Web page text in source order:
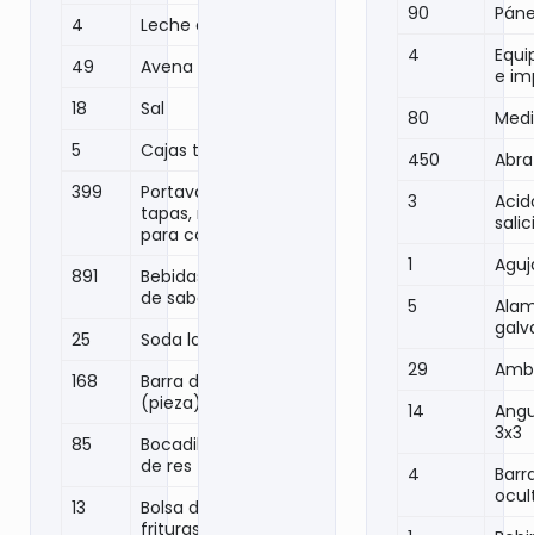
4
Leche en lata
49
Avena
18
Sal
5
Cajas té
399
Portavasos,
tapas, mangas
para café
891
Bebidas y agua
de sabor
25
Soda lata
168
Barra de cereal
(pieza)
85
Bocadillo carne
de res
13
Bolsa de
frituras
90
4
e
80
450
3
1
5
29
14
3x3
4